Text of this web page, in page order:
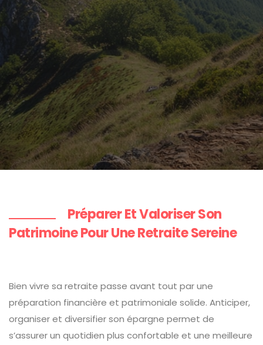
Préparer Et Valoriser Son
Patrimoine Pour Une Retraite Sereine
Bien vivre sa retraite passe avant tout par une
préparation financière et patrimoniale solide. Anticiper,
organiser et diversifier son épargne permet de
s’assurer un quotidien plus confortable et une meilleure